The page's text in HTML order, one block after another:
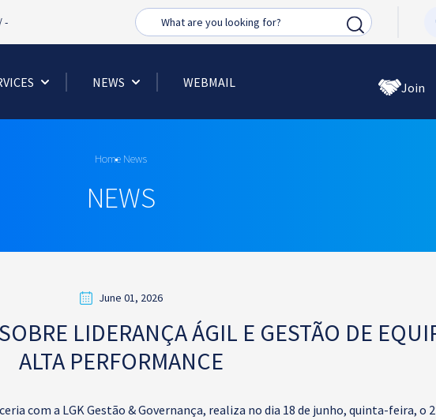
- Busca
NEWS WEBMAIL Join
Home News
NEWS
June 01, 2026
LIDERANÇA ÁGIL E GESTÃO DE
ALTA PERFORMANCE
com a LGK Gestão & Governança, realiza no dia 18 de junho, quinta-feira, o